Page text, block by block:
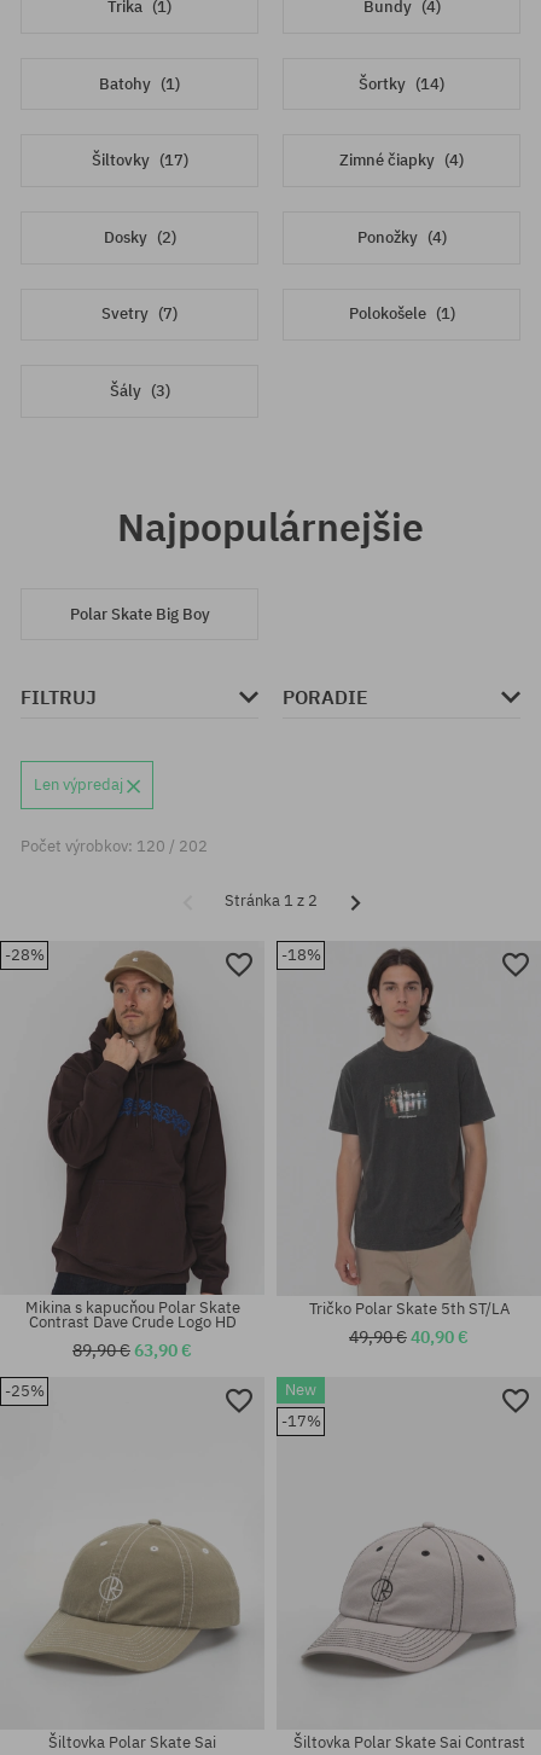
Trika (1) Bundy (4)
Batohy (1) Šortky (14)
Šiltovky (17) Zimné čiapky (4)
Dosky (2) Ponožky (4)
Svetry (7) Polokošele (1)
Šály (3)
Najpopulárnejšie
Polar Skate Big Boy
FILTRUJ PORADIE
Len výpredaj
Počet výrobkov: 120 / 202
Stránka 1 z 2
-28%
Mikina s kapucňou Polar Skate
Contrast Dave Crude Logo HD
89,90 €63,90 €
-18%
Tričko Polar Skate 5th ST/LA
49,90 €40,90 €
-25%
Šiltovka Polar Skate Sai
New
-17%
Šiltovka Polar Skate Sai Contrast